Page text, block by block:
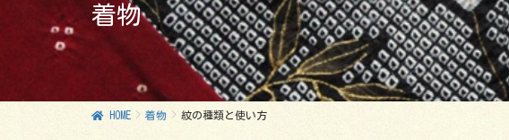
着物
HOME 着物 紋の種類と使い方